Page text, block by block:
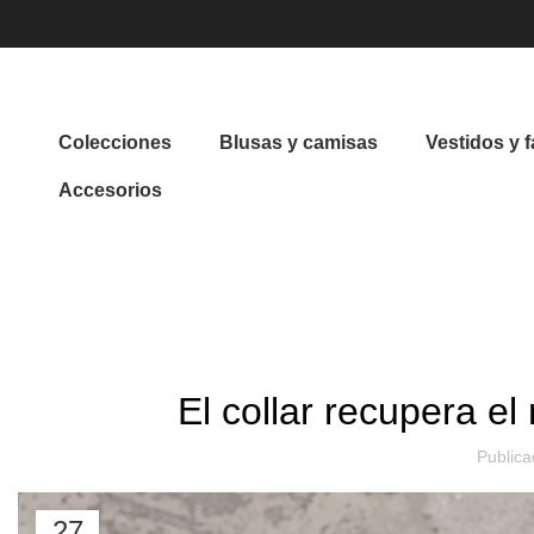
Colecciones Blusas y camisas Vestidos y
Accesorios
El collar recupera